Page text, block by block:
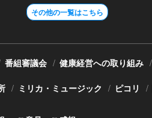
その他の一覧はこちら
番組審議会 健康経営への取り組み
ミリカ・ミュージック ピコリ